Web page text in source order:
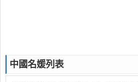
中國名媛列表